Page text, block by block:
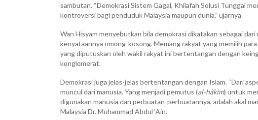
sambutan. “Demokrasi Sistem Gagal, Khilafah Solusi Tunggal
kontroversi bagi penduduk Malaysia maupun dunia,” ujarnya
Wan Hisyam menyebutkan bila demokrasi dikatakan sebagai
kenyataannya omong-kosong. Memang rakyat yang memilih
yang diputuskan oleh wakil rakyat ini bertentangan dengan
konglomerat.
Demokrasi juga jelas-jelas bertentangan dengan Islam. “Dari
muncul dari manusia. Yang menjadi pemutus (al-hâkim) untuk
digunakan manusia dan perbuatan-perbuatannya, adalah akal
Malaysia Dr. Muhammad Abdul ‘Ain.